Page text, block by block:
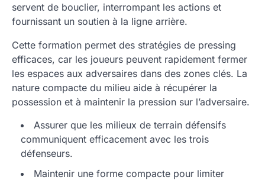
servent de bouclier, interrompant les actions et
fournissant un soutien à la ligne arrière.
Cette formation permet des stratégies de pressing
efficaces, car les joueurs peuvent rapidement fermer
les espaces aux adversaires dans des zones clés. La
nature compacte du milieu aide à récupérer la
possession et à maintenir la pression sur l’adversaire.
Assurer que les milieux de terrain défensifs
communiquent efficacement avec les trois
défenseurs.
Maintenir une forme compacte pour limiter